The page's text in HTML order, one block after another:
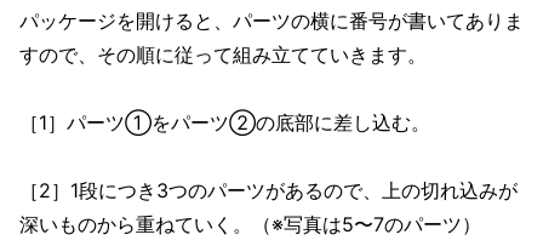
パッケージを開けると、パーツの横に番号が書いてありま
すので、その順に従って組み立てていきます。
［1］パーツ①をパーツ②の底部に差し込む。
［2］1段につき3つのパーツがあるので、上の切れ込みが
深いものから重ねていく。（※写真は5〜7のパーツ）